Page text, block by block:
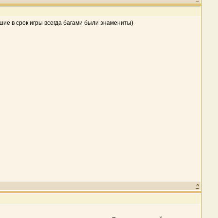
в срок игры всегда багами были знамениты)
^